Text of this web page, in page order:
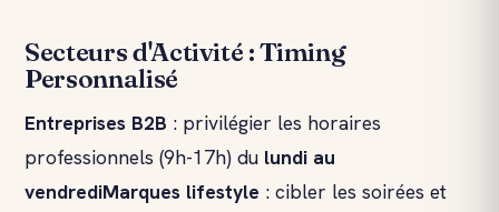
Secteurs d'Activité : Timing
Personnalisé
Entreprises B2B : privilégier les horaires
professionnels (9h-17h) du lundi au
vendrediMarques lifestyle : cibler les soirées et